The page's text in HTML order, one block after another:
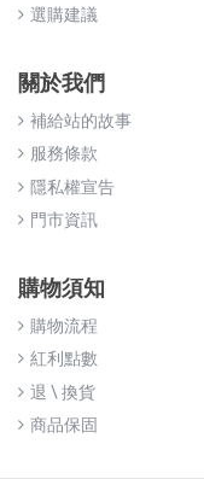
選購建議
關於我們
補給站的故事
服務條款
隱私權宣告
門市資訊
購物須知
購物流程
紅利點數
退 \ 換貨
商品保固